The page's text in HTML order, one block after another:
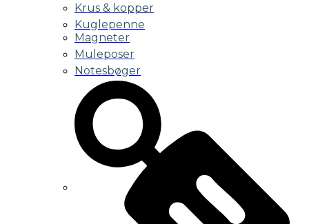
Krus & kopper
Kuglepenne
Magneter
Muleposer
Notesbøger